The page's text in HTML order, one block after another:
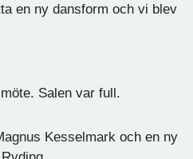
en ny dansform och vi blev
Salen var full.
Kesselmark och en ny